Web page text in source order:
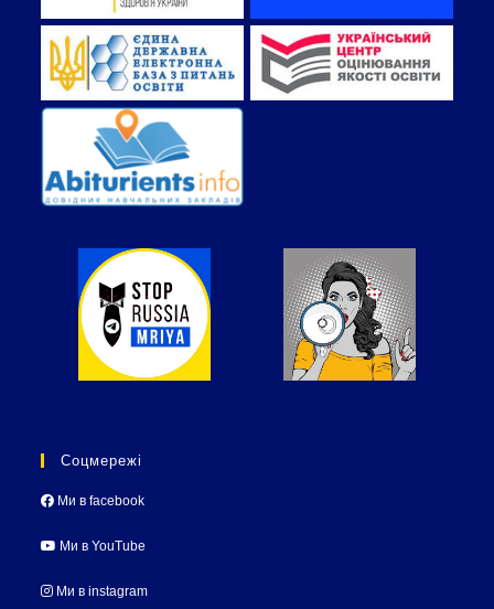
Соцмережі
Ми в facebook
Ми в YouTube
Ми в instagram